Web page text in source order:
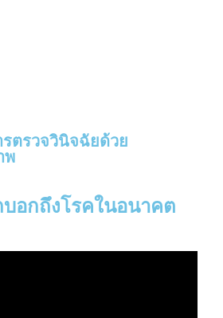
รตรวจวินิจฉัยด้วย
พ
บอกถึงโรคในอนาคต